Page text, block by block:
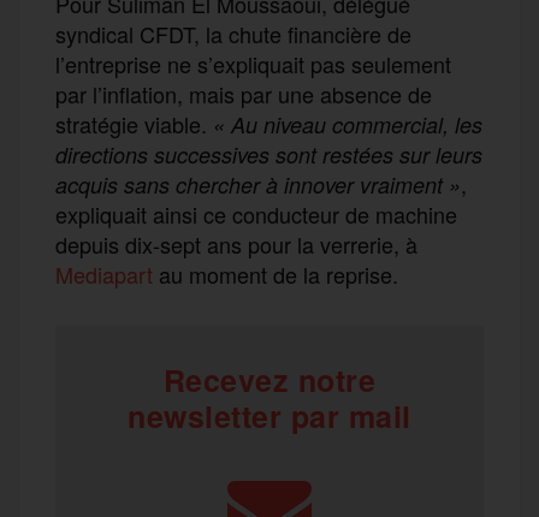
syndical CFDT, la chute financière de
l’entreprise ne s’expliquait pas seulement
par l’inflation, mais par une absence de
stratégie viable. « Au niveau commercial, les
directions successives sont restées sur leurs
acquis sans chercher à innover vraiment »,
expliquait ainsi ce conducteur de machine
depuis dix-sept ans pour la verrerie, à
Mediapart au moment de la reprise.
Recevez notre
newsletter par mail